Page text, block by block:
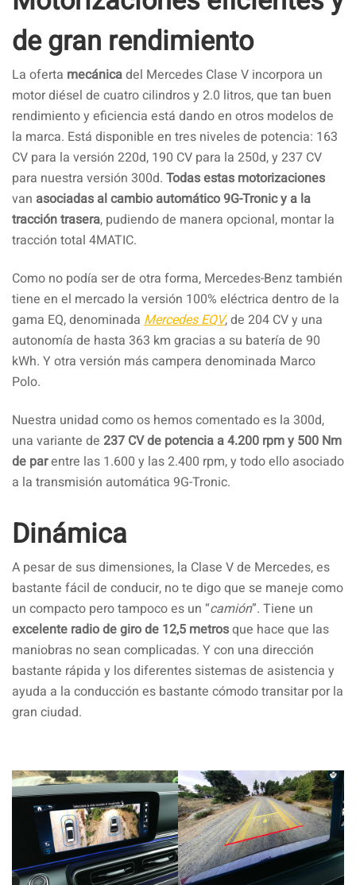
de gran rendimiento
La oferta mecánicadel Mercedes Clase V incorpora un
motor diésel de cuatro cilindros y 2.0 litros, que tan buen
rendimiento y eficiencia está dando en otros modelos de
la marca. Está disponible en tres niveles de potencia: 163
CV para la versión 220d, 190 CV para la 250d, y 237 CV
para nuestra versión 300d. Todas estas motorizaciones
van asociadas al cambio automático 9G-Tronic y a la
tracción trasera, pudiendo de manera opcional, montar la
tracción total 4MATIC.
Como no podía ser de otra forma, Mercedes-Benz también
tiene en el mercado la versión 100% eléctrica dentro de la
gama EQ, denominada Mercedes EQV, de 204 CV y una
autonomía de hasta 363 km gracias a su batería de 90
kWh. Y otra versión más campera denominada Marco
Polo.
Nuestra unidad como os hemos comentado es la 300d,
una variante de 237 CV de potencia a 4.200 rpm y 500 Nm
de parentre las 1.600 y las 2.400 rpm, y todo ello asociado
a la transmisión automática 9G-Tronic.
Dinámica
A pesar de sus dimensiones, la Clase V de Mercedes, es
bastante fácil de conducir, no te digo que se maneje como
un compacto pero tampoco es un “camión”. Tiene un
excelente radio de giro de 12,5 metrosque hace que las
maniobras no sean complicadas. Y con una dirección
bastante rápida y los diferentes sistemas de asistencia y
ayuda a la conducción es bastante cómodo transitar por la
gran ciudad.